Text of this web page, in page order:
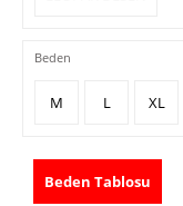
Beden
M L XL
Beden Tablosu